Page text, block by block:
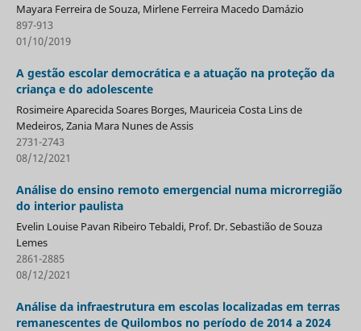
Mayara Ferreira de Souza, Mirlene Ferreira Macedo Damázio
897-913
01/10/2019
A gestão escolar democrática e a atuação na proteção da
criança e do adolescente
Rosimeire Aparecida Soares Borges, Mauriceia Costa Lins de
Medeiros, Zania Mara Nunes de Assis
2731-2743
08/12/2021
Análise do ensino remoto emergencial numa microrregião
do interior paulista
Evelin Louise Pavan Ribeiro Tebaldi, Prof. Dr. Sebastião de Souza
Lemes
2861-2885
08/12/2021
Análise da infraestrutura em escolas localizadas em terras
remanescentes de Quilombos no período de 2014 a 2024